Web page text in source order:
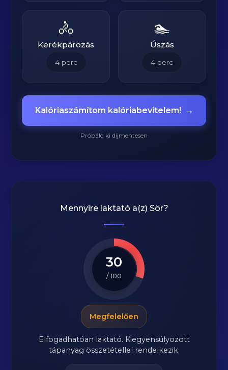
🚴
Kerékpározás
4perc
🏊
Úszás
4 perc
Kalóriaszámítom kalóriabevitelem! →
Próbáld ki díjmentesen
Mennyire laktató a(z) Sör?
30
/ 100
Megfelelően
Elfogadhatóan laktató. Kiegyensúlyozott
tápanyag összetétellel rendelkezik.